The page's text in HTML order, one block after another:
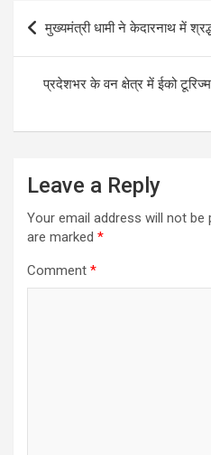
Post
navigation
मुख्यमंत्री धामी ने केदारनाथ में
प्रदेशभर के वन क्षेत्र में ईको
Leave a Reply
Your email address will not be
are marked *
Comment *